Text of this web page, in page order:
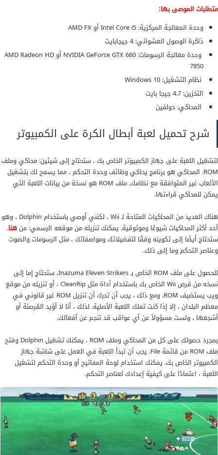
متطلبات الموصى بها:
وحدة المعالجة المركزية: Intel Core i5 أو AMD FX
ذاكرة الوصول العشوائي: 4 جيجابايت
وحدة معالجة الرسومات: NVIDIA GeForce GTX 660 أو AMD Radeon HD
7850
نظام التشغيل: Windows 10
التخزين: 4.7 جيجا بايت
المحاكي: دولفين
شرح تحميل لعبة أبطال الكرة على الكمبيوتر
لتشغيل اللعبة على جهاز الكمبيوتر الخاص بك ، ستحتاج إلى شيئين: محاكي وملف
ROM. المحاكي هو برنامج يحاكي وظائف وحدة التحكم ، مما يسمح لك بتشغيل
الألعاب غير المتوافقة مع نظامك. ملف ROM هو نسخة من بيانات اللعبة التي
يمكن للمحاكي قراءتها.
هناك العديد من المحاكيات المتاحة لـ Wii ، لكنني أوصي باستخدام Dolphin ، وهو
أحد أكثر المحاكيات شيوعًا وموثوقية. يمكنك تنزيله من موقعه الرسمي: منهنا.
ستحتاج أيضًا إلى تكوينه وفقًا لتفضيلاتك ومواصفاتك ، مثل الرسومات والصوت
وعناصر التحكم وما إلى ذلك.
للحصول على ملف ROM الخاص بـ Inazuma Eleven Strikers، ستحتاج إما إلى
نسخه من قرص Wii الخاص بك باستخدام أداة مثل CleanRip ، أو تنزيله من موقع
ويب يستضيف ROM. ومع ذلك ، يجب أن تدرك أن تنزيل ROM غير قانوني في
معظم البلدان ، إلا إذا كنت تملك اللعبة الأصلية. لذلك ، أنا لا أؤيد القرصنة أو
أشجعها ، ولست مسؤولاً عن أي عواقب قد تنجم عن أفعالك.
بمجرد حصولك على كل من المحاكي وملف ROM ، يمكنك تشغيل Dolphin وفتح
ملف ROM من قائمة File. يجب أن تبدأ اللعبة في العمل على شاشة جهاز
الكمبيوتر الخاص بك. يمكنك استخدام لوحة المفاتيح أو وحدة التحكم لتشغيل
اللعبة ، اعتمادًا على كيفية إعدادك لعناصر التحكم.